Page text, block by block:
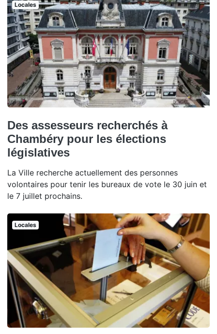
Locales
Des assesseurs recherchés à
Chambéry pour les élections
législatives
La Ville recherche actuellement des personnes
volontaires pour tenir les bureaux de vote le 30 juin et
le 7 juillet prochains.
Locales